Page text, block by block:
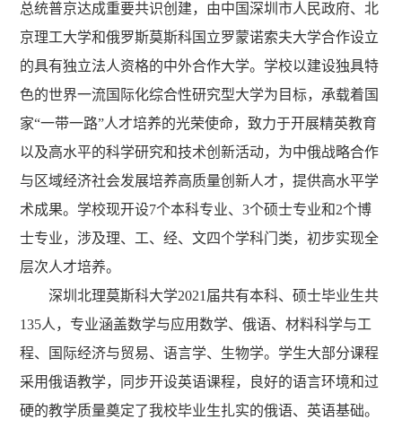
总统普京达成重要共识创建，由中国深圳市人民政府、北
京理工大学和俄罗斯莫斯科国立罗蒙诺索夫大学合作设立
的具有独立法人资格的中外合作大学。学校以建设独具特
色的世界一流国际化综合性研究型大学为目标，承载着国
家“一带一路”人才培养的光荣使命，致力于开展精英教育
以及高水平的科学研究和技术创新活动，为中俄战略合作
与区域经济社会发展培养高质量创新人才，提供高水平学
术成果。学校现开设7个本科专业、3个硕士专业和2个博
士专业，涉及理、工、经、文四个学科门类，初步实现全
层次人才培养。
深圳北理莫斯科大学2021届共有本科、硕士毕业生共
135人，专业涵盖数学与应用数学、俄语、材料科学与工
程、国际经济与贸易、语言学、生物学。学生大部分课程
采用俄语教学，同步开设英语课程，良好的语言环境和过
硬的教学质量奠定了我校毕业生扎实的俄语、英语基础。